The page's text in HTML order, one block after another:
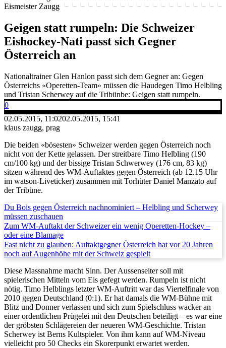
Eismeister Zaugg
Geigen statt rumpeln: Die Schweizer
Eishockey-Nati passt sich Gegner
Österreich an
Nationaltrainer Glen Hanlon passt sich dem Gegner an: Gegen
Österreichs «Operetten-Team» müssen die Haudegen Timo Helbling
und Tristan Scherwey auf die Tribünbe: Geigen statt rumpeln.
0
02.05.2015, 11:0202.05.2015, 15:41
klaus zaugg, prag
Die beiden «bösesten» Schweizer werden gegen Österreich noch
nicht von der Kette gelassen. Der streitbare Timo Helbling (190
cm/100 kg) und der bissige Tristan Schwerwey (176 cm, 83 kg)
sitzen während des WM-Auftaktes gegen Österreich (ab 12.15 Uhr
im watson-Liveticker) zusammen mit Torhüter Daniel Manzato auf
der Tribüne.
Du Bois gegen Österreich nachnominiert – Helbling und Scherwey
müssen zuschauen
Zum WM-Auftakt der Schweizer ein wenig Operetten-Hockey –
oder eine Blamage
Fast nicht zu glauben: Auftaktgegner Österreich hat vor 20 Jahren
noch auf Augenhöhe mit der Schweiz gespielt
Diese Massnahme macht Sinn. Der Aussenseiter soll mit
spielerischen Mitteln vom Eis gefegt werden. Rumpeln ist nicht
nötig. Timo Helblings letzter WM-Auftritt war das Viertelfinale von
2010 gegen Deutschland (0:1). Er hat damals die WM-Bühne mit
Blitz und Donner verlassen und sich zum Spielschluss wacker an
einer ordentlichen Prügelei mit den Deutschen beteiligt – es war eine
der gröbsten Schlägereien der neueren WM-Geschichte. Tristan
Scherwey ist Berns Kultspieler. Von ihm kann auf WM-Niveau
vielleicht pro 50 Checks ein Skorerpunkt erwartet werden.